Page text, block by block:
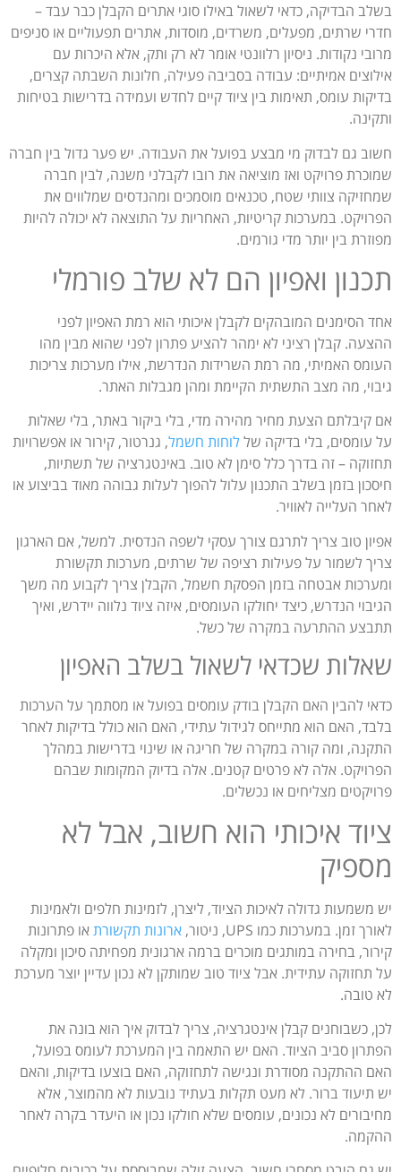
בשלב הבדיקה, כדאי לשאול באילו סוגי אתרים הקבלן כבר עבד –
חדרי שרתים, מפעלים, משרדים, מוסדות, אתרים תפעוליים או סניפים
מרובי נקודות. ניסיון רלוונטי אומר לא רק ותק, אלא היכרות עם
אילוצים אמיתיים: עבודה בסביבה פעילה, חלונות השבתה קצרים,
בדיקות עומס, תאימות בין ציוד קיים לחדש ועמידה בדרישות בטיחות
ותקינה.
חשוב גם לבדוק מי מבצע בפועל את העבודה. יש פער גדול בין חברה
שמוכרת פרויקט ואז מוציאה את רובו לקבלני משנה, לבין חברה
שמחזיקה צוותי שטח, טכנאים מוסמכים ומהנדסים שמלווים את
הפרויקט. במערכות קריטיות, האחריות על התוצאה לא יכולה להיות
מפוזרת בין יותר מדי גורמים.
תכנון ואפיון הם לא שלב פורמלי
אחד הסימנים המובהקים לקבלן איכותי הוא רמת האפיון לפני
ההצעה. קבלן רציני לא ימהר להציע פתרון לפני שהוא מבין מהו
העומס האמיתי, מה רמת השרידות הנדרשת, אילו מערכות צריכות
גיבוי, מה מצב התשתית הקיימת ומהן מגבלות האתר.
אם קיבלתם הצעת מחיר מהירה מדי, בלי ביקור באתר, בלי שאלות
על עומסים, בלי בדיקה שללוחות חשמל, גנרטור, קירור או אפשרויות
תחזוקה – זה בדרך כלל סימן לא טוב. באינטגרציה של תשתיות,
חיסכון בזמן בשלב התכנון עלול להפוך לעלות גבוהה מאוד בביצוע או
לאחר העלייה לאוויר.
אפיון טוב צריך לתרגם צורך עסקי לשפה הנדסית. למשל, אם הארגון
צריך לשמור על פעילות רציפה של שרתים, מערכות תקשורת
ומערכות אבטחה בזמן הפסקת חשמל, הקבלן צריך לקבוע מה משך
הגיבוי הנדרש, כיצד יחולקו העומסים, איזה ציוד נלווה יידרש, ואיך
תתבצע ההתרעה במקרה של כשל.
שאלות שכדאי לשאול בשלב האפיון
כדאי להבין האם הקבלן בודק עומסים בפועל או מסתמך על הערכות
בלבד, האם הוא מתייחס לגידול עתידי, האם הוא כולל בדיקות לאחר
התקנה, ומה קורה במקרה של חריגה או שינוי בדרישות במהלך
הפרויקט. אלה לא פרטים קטנים. אלה בדיוק המקומות שבהם
פרויקטים מצליחים או נכשלים.
ציוד איכותי הוא חשוב, אבל לא
מספיק
יש משמעות גדולה לאיכות הציוד, ליצרן, לזמינות חלפים ולאמינות
לאורך זמן. במערכות כמו UPS, ניטור,
ארונות תקשורת או פתרונות
קירור, בחירה במותגים מוכרים ברמה ארגונית מפחיתה סיכון ומקלה
על תחזוקה עתידית. אבל ציוד טוב שמותקן לא נכון עדיין יוצר מערכת
לא טובה.
לכן, כשבוחנים קבלן אינטגרציה, צריך לבדוק איך הוא בונה את
הפתרון סביב הציוד. האם יש התאמה בין המערכת לעומס בפועל,
האם ההתקנה מסודרת ונגישה לתחזוקה, האם בוצעו בדיקות, והאם
יש תיעוד ברור. לא מעט תקלות בעתיד נובעות לא מהמוצר, אלא
מחיבורים לא נכונים, עומסים שלא חולקו נכון או היעדר בקרה לאחר
ההקמה.